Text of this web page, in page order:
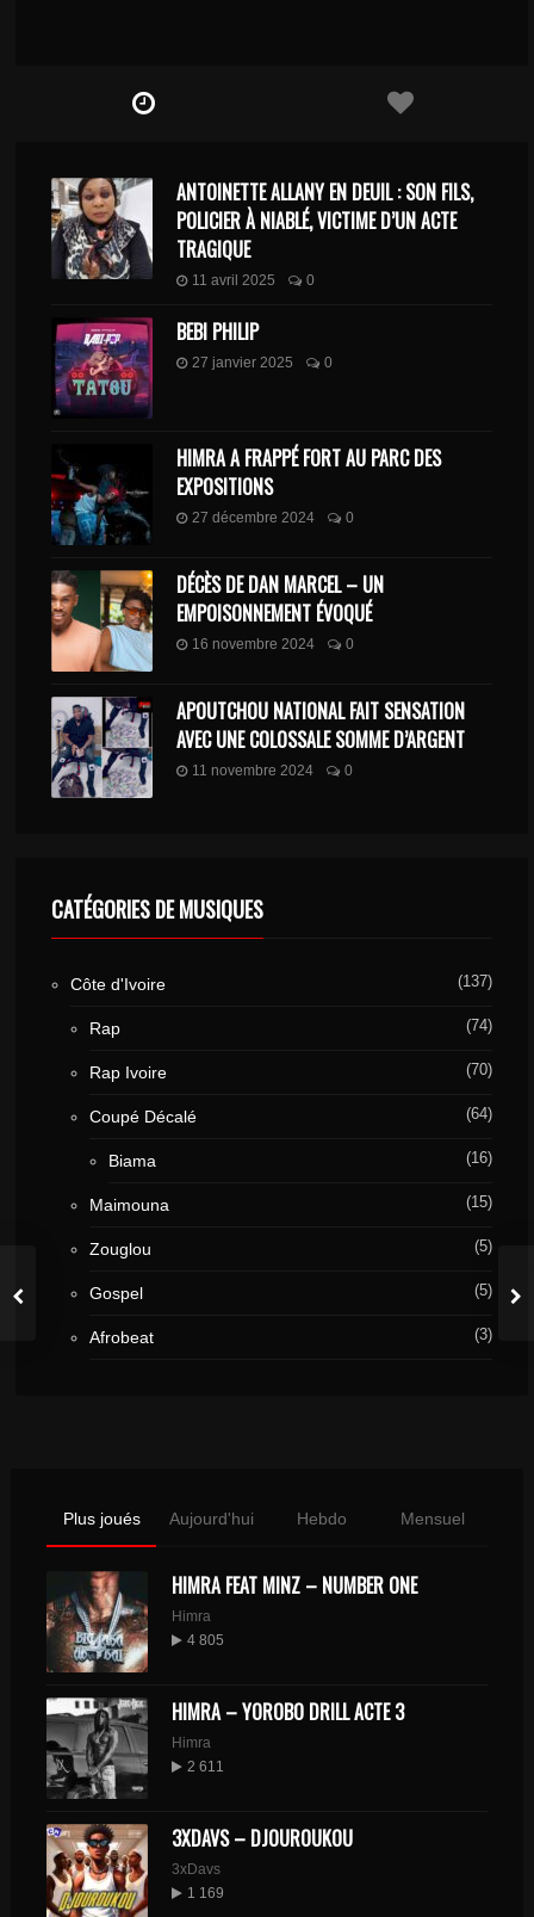
ANTOINETTE ALLANY EN DEUIL : SON FILS,
POLICIER À NIABLÉ, VICTIME D’UN ACTE
TRAGIQUE
11 avril 2025 0
BEBI PHILIP
27 janvier 2025 0
HIMRA A FRAPPÉ FORT AU PARC DES
EXPOSITIONS
27 décembre 2024 0
DÉCÈS DE DAN MARCEL – UN
EMPOISONNEMENT ÉVOQUÉ
16 novembre 2024 0
APOUTCHOU NATIONAL FAIT SENSATION
AVEC UNE COLOSSALE SOMME D’ARGENT
11 novembre 2024 0
CATÉGORIES DE MUSIQUES
Côte d'Ivoire (137)
Rap (74)
Rap Ivoire (70)
Coupé Décalé (64)
Biama (16)
Maimouna (15)
Zouglou (5)
Gospel (5)
Afrobeat (3)
Plus joués Aujourd'hui Hebdo Mensuel
HIMRA FEAT MINZ – NUMBER ONE
Himra
4 805
HIMRA – YOROBO DRILL ACTE 3
Himra
2 611
3XDAVS – DJOUROUKOU
3xDavs
1 169